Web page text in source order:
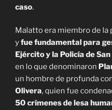
caso.
Malatto era miembro de la
yfue fundamental para
Ejército y la Policía de San
en lo que denominaron
un hombre de profunda
Olivera, quien fue
50 crímenes de lesa